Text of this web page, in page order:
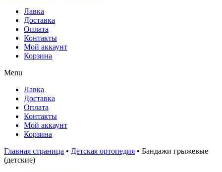
Лавка
Доставка
Оплата
Контакты
Мой аккаунт
Корзина
Menu
Лавка
Доставка
Оплата
Контакты
Мой аккаунт
Корзина
Главная страница • Детская ортопедия • Бандажи грыжевые
(детские)